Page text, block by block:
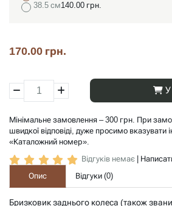
38.5 см140.00 грн.
170.00 грн.
Мінімальне замовлення – 300 грн. При
швидкої відповіді, дуже просимо вказувати
«Каталожний номер».
Відгуків немає
Опис
Відгуки (0)
Бризковик заднього колеса (також